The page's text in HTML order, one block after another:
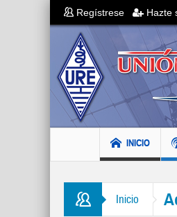
Regístrese Hazte
INICIO
Inicio